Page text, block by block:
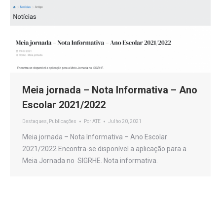
Meia jornada – Nota Informativa – Ano
Escolar 2021/2022
Destaques Publicações PorATE Julho 20, 2021
Meia jornada – Nota Informativa – Ano Escolar
2021/2022 Encontra-se disponível a aplicação para a
Meia Jornada no SIGRHE. Nota informativa.